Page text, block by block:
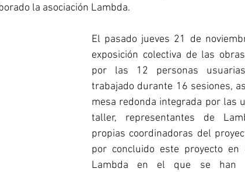
la asociación Lambda.
El pasado jueves 21 de
exposición colectiva de las
por las 12 personas
trabajado durante 16 sesiones,
mesa redonda integrada por las
taller, representantes de
propias coordinadoras del
por concluido este proyecto en
Lambda en el que se han